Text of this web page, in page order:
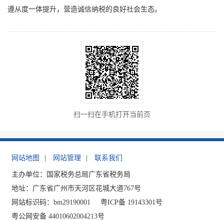
遵从度一体提升，营造诚信纳税的良好社会生态。
扫一扫在手机打开当前页
网站地图 网站管理 联系我们
主办单位：国家税务总局广东省税务局
地址：广东省广州市天河区花城大道767号
网站标识码：bm29190001
粤ICP备 19143301号
粤公网安备 44010602004213号